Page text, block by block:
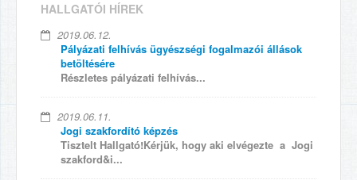
HALLGATÓI HÍREK
2019.06.12.
Pályázati felhívás ügyészségi fogalmazói állások
betöltésére
Részletes pályázati felhívás...
2019.06.11.
Jogi szakfordító képzés
Tisztelt Hallgató!Kérjük, hogy aki elvégezte a Jogi
szakford&i...